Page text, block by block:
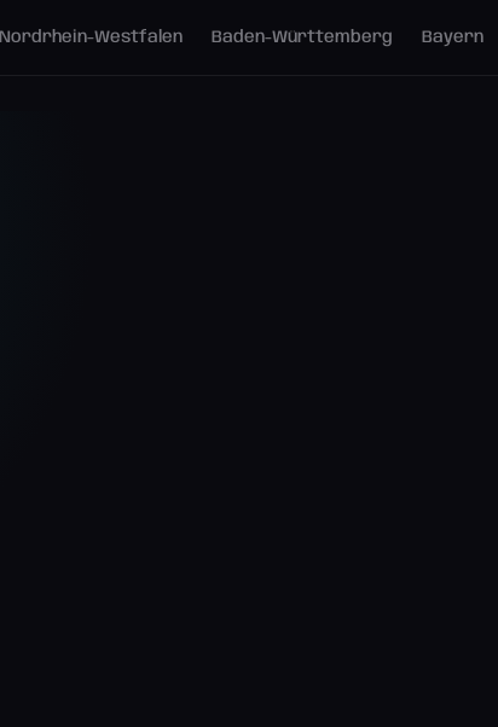
Nordrhein-Westfalen Baden-Württemberg Bayern